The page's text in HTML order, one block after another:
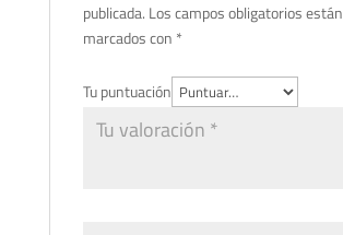
publicada. Los campos obligatorios están
marcados con *
Tu puntuación